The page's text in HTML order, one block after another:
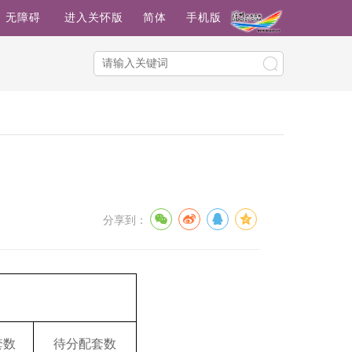
无障碍 进入关怀版 简体 手机版
分享到：
数 待分配套数